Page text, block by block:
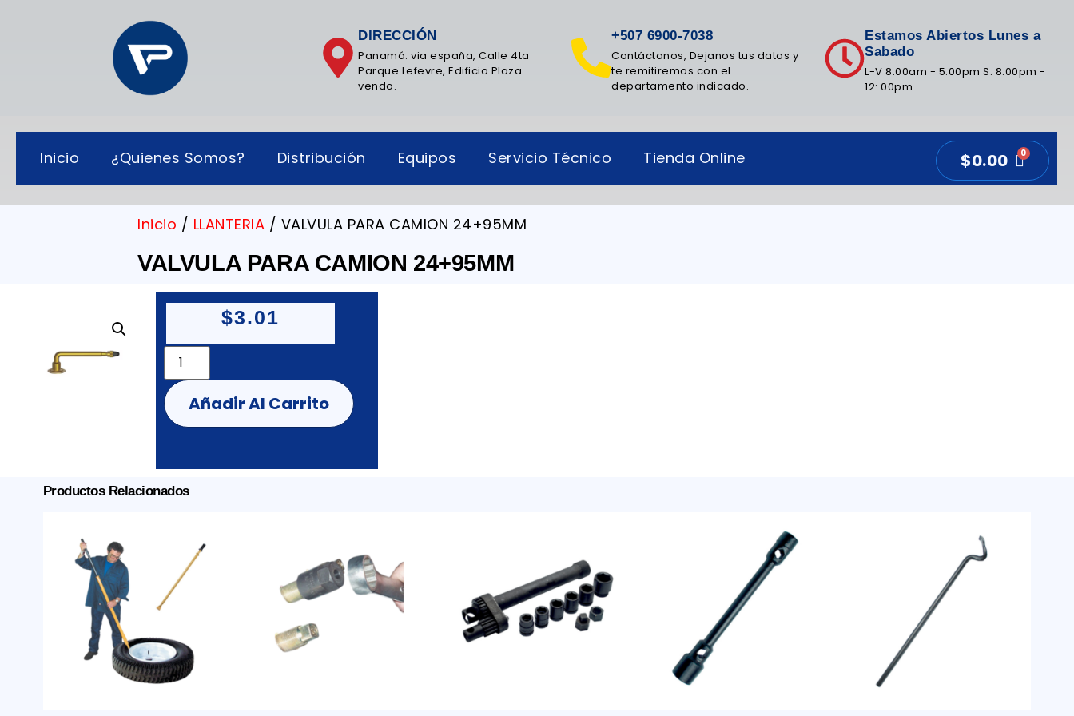
DIRECCIÓN
Panamá. via españa, Calle 4ta
Parque Lefevre, Edificio Plaza
vendo.
+507 6900-7038
Contáctanos, Dejanos tus datos y
te remitiremos con el
departamento indicado.
Estamos Abiertos Lunes a
Sabado
L-V 8:00am - 5:00pm S: 8:00pm -
12:.00pm
Inicio ¿Quienes Somos? Distribución Equipos Servicio Técnico Tienda Online $0.00
Inicio / LLANTERIA / VALVULA PARA CAMION 24+95MM
VALVULA PARA CAMION 24+95MM
$3.01
Añadir Al Carrito
Productos Relacionados